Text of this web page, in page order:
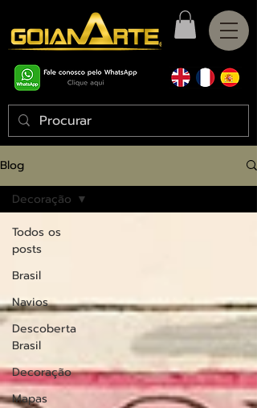
Blog
Todos os
posts
Brasil
Navios
Descoberta
Brasil
Decoração
Mapas
Decoração